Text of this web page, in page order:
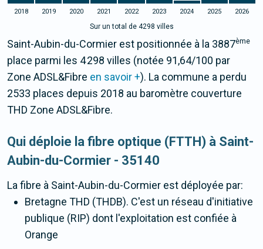
2018 2019 2020 2021 2022 2023 2024 2025 2026
Sur un total de 4298 villes
Saint-Aubin-du-Cormier est positionnée à la 3887ème
place parmi les 4 298 villes (notée 91,64/100 par
Zone ADSL&Fibre en savoir +). La commune a perdu
2533 places depuis 2018 au baromètre couverture
THD Zone ADSL&Fibre.
Qui déploie la fibre optique (FTTH) à Saint-
Aubin-du-Cormier - 35140
La fibre à Saint-Aubin-du-Cormier est déployée par:
Bretagne THD (THDB). C'est un réseau d'initiative
publique (RIP) dont l'exploitation est confiée à
Orange